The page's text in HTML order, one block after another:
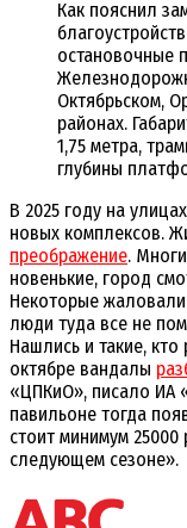
Как пояснил
остановочные
Октябрьском,
районах.
1,75 метра,
глубины
В 2025 году на
новых комплексов.
преображение.
новенькие, город
Некоторые
люди туда все не
Нашлись и такие,
октябре вандалы
«ЦПКиО», писало ИА
павильоне тогда
стоит минимум
следующем сезоне».